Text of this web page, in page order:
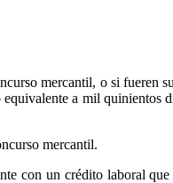
mercantil, o si fueren
a mil
mercantil.
con un crédito laboral